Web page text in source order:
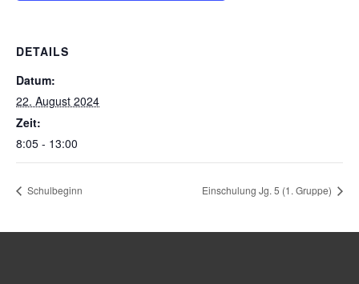
DETAILS
Datum:
22. August 2024
Zeit:
8:05 - 13:00
Schulbeginn Einschulung Jg. 5 (1. Gruppe)